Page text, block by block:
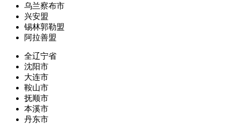
乌兰察布市
兴安盟
锡林郭勒盟
阿拉善盟
全辽宁省
沈阳市
大连市
鞍山市
抚顺市
本溪市
丹东市